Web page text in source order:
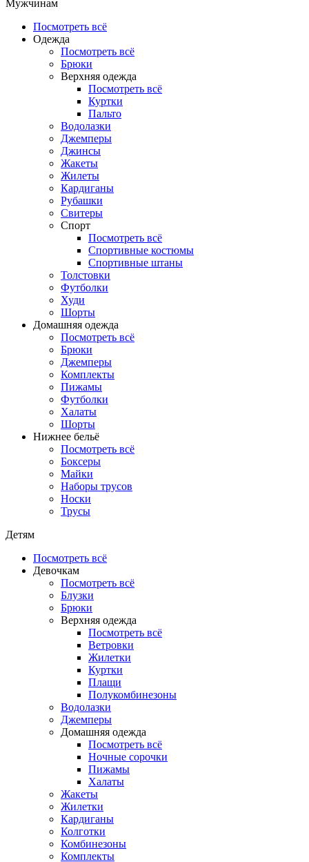
Мужчинам
Посмотреть всё
Одежда
Посмотреть всё
Брюки
Верхняя одежда
Посмотреть всё
Куртки
Пальто
Водолазки
Джемперы
Джинсы
Жакеты
Жилеты
Кардиганы
Рубашки
Свитеры
Спорт
Посмотреть всё
Спортивные костюмы
Спортивные штаны
Толстовки
Футболки
Худи
Шорты
Домашняя одежда
Посмотреть всё
Брюки
Джемперы
Комплекты
Пижамы
Футболки
Халаты
Шорты
Нижнее бельё
Посмотреть всё
Боксеры
Майки
Наборы трусов
Носки
Трусы
Детям
Посмотреть всё
Девочкам
Посмотреть всё
Блузки
Брюки
Верхняя одежда
Посмотреть всё
Ветровки
Жилетки
Куртки
Плащи
Полукомбинезоны
Водолазки
Джемперы
Домашняя одежда
Посмотреть всё
Ночные сорочки
Пижамы
Халаты
Жакеты
Жилетки
Кардиганы
Колготки
Комбинезоны
Комплекты